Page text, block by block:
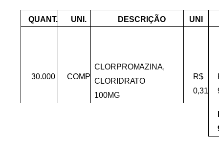
QUANT. UNI. DESCRIÇÃO UNI
30.000 COMP
CLORPROMAZINA,
CLORIDRATO
100MG
R$
0,31